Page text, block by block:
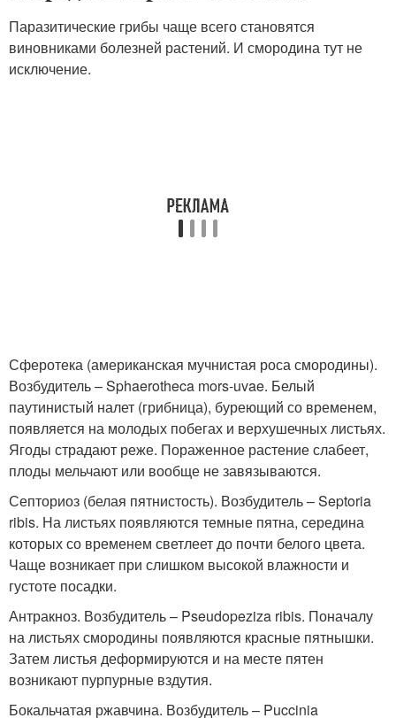
Паразитические грибы чаще всего становятся
виновниками болезней растений. И смородина тут не
исключение.
Сферотека (американская мучнистая роса смородины).
Возбудитель – Sphaerotheca mors-uvae. Белый
паутинистый налет (грибница), буреющий со временем,
появляется на молодых побегах и верхушечных листьях.
Ягоды страдают реже. Пораженное растение слабеет,
плоды мельчают или вообще не завязываются.
Септориоз (белая пятнистость). Возбудитель – Septoria
ribis. На листьях появляются темные пятна, середина
которых со временем светлеет до почти белого цвета.
Чаще возникает при слишком высокой влажности и
густоте посадки.
Антракноз. Возбудитель – Pseudopeziza ribis. Поначалу
на листьях смородины появляются красные пятнышки.
Затем листья деформируются и на месте пятен
возникают пурпурные вздутия.
Бокальчатая ржавчина. Возбудитель – Puccinia